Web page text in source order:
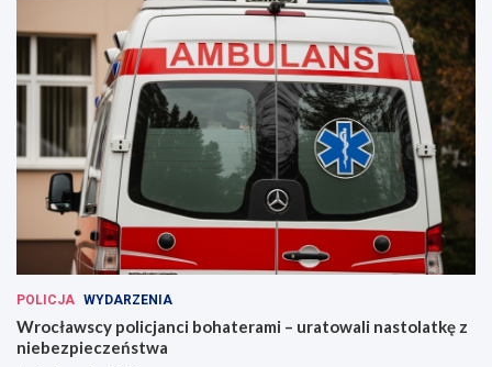
POLICJA WYDARZENIA
Wrocławscy policjanci bohaterami – uratowali nastolatkę z
niebezpieczeństwa